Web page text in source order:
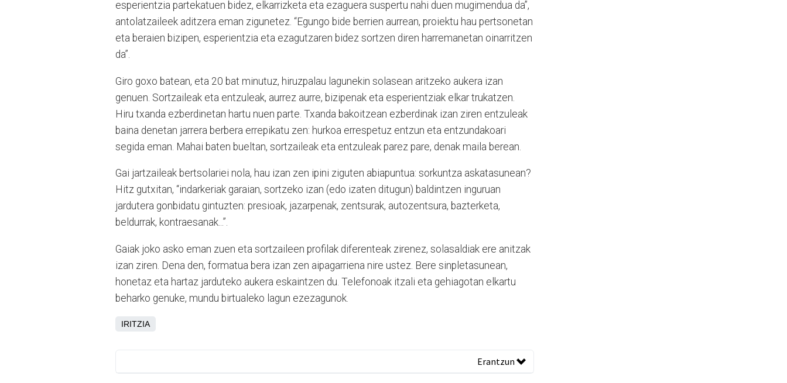
esperientzia partekatuen bidez, elkarrizketa eta ezaguera suspertu nahi duen mugimendua da”,
antolatzaileek aditzera eman zigunetez. “Egungo bide berrien aurrean, proiektu hau pertsonetan
eta beraien bizipen, esperientzia eta ezagutzaren bidez sortzen diren harremanetan oinarritzen
da”.
Giro goxo batean, eta 20 bat minutuz, hiruzpalau lagunekin solasean aritzeko aukera izan
genuen. Sortzaileak eta entzuleak, aurrez aurre, bizipenak eta esperientziak elkar trukatzen.
Hiru txanda ezberdinetan hartu nuen parte. Txanda bakoitzean ezberdinak izan ziren entzuleak
baina denetan jarrera berbera errepikatu zen: hurkoa errespetuz entzun eta entzundakoari
segida eman. Mahai baten bueltan, sortzaileak eta entzuleak parez pare, denak maila berean.
Gai jartzaileak bertsolariei nola, hau izan zen ipini ziguten abiapuntua: sorkuntza askatasunean?
Hitz gutxitan, “indarkeriak garaian, sortzeko izan (edo izaten ditugun) baldintzen inguruan
jardutera gonbidatu gintuzten: presioak, jazarpenak, zentsurak, autozentsura, bazterketa,
beldurrak, kontraesanak...”.
Gaiak joko asko eman zuen eta sortzaileen profilak diferenteak zirenez, solasaldiak ere anitzak
izan ziren. Dena den, formatua bera izan zen aipagarriena nire ustez. Bere sinpletasunean,
honetaz eta hartaz jarduteko aukera eskaintzen du. Telefonoak itzali eta gehiagotan elkartu
beharko genuke, mundu birtualeko lagun ezezagunok.
IRITZIA
Erantzun